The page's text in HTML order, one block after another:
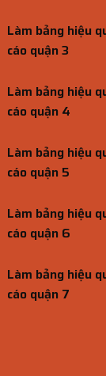
Làm bảng hiệu
cáo quận 3
Làm bảng hiệu
cáo quận 4
Làm bảng hiệu
cáo quận 5
Làm bảng hiệu
cáo quận 6
Làm bảng hiệu
cáo quận 7